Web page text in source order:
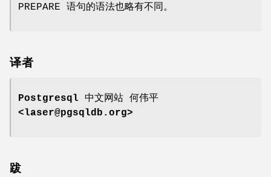
PREPARE 语句的语法也略有不同。
译者
Postgresql 中文网站 何伟平
<laser@pgsqldb.org>
跋